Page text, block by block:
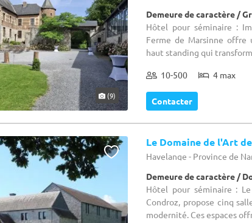
(9)
Demeure de caractère /
Hôtel pour séminaire :
Ferme de Marsinne
haut standing qui
10-500 4 max
Contacter
Le Domaine de l'Art
Havelange - Province de
Demeure de caractère /
Hôtel pour séminaire :
Condroz, propose cinq
modernité. Ces espaces